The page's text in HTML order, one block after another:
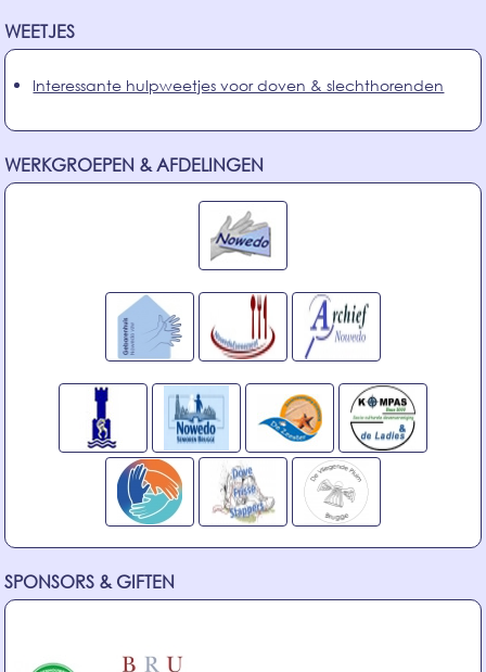
WEETJES
Interessante hulpweetjes voor doven & slechthorenden
WERKGROEPEN & AFDELINGEN
SPONSORS & GIFTEN